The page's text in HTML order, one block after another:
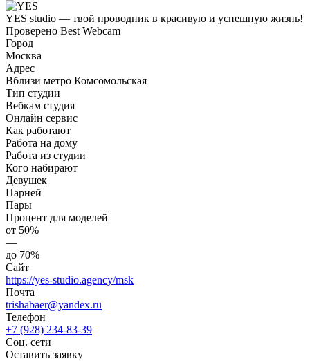
YES studio — твой проводник в красивую и успешную жизнь!
Проверено Best Webcam
Город
Москва
Адрес
Вблизи метро Комсомольская
Тип студии
Вебкам студия
Онлайн сервис
Как работают
Работа на дому
Работа из студии
Кого набирают
Девушек
Парней
Пары
Процент для моделей
от 50%
—
до 70%
Сайт
https://yes-studio.agency/msk
Почта
trishabaer@yandex.ru
Телефон
+7 (928) 234-83-39
Соц. сети
Оставить заявку